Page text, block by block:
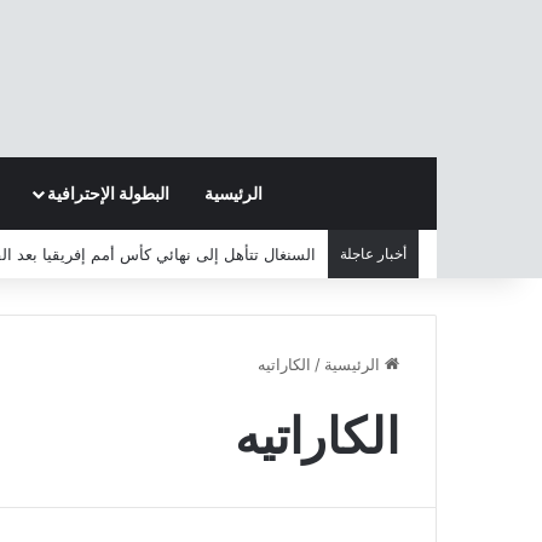
الرئيسية البطولة الإحترافية
أخبار عاجلة السنغال تتأهل إلى نهائي كأس أمم إفريقيا بعد
الرئيسية / الكاراتيه
الكاراتيه